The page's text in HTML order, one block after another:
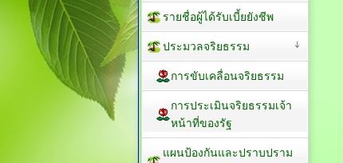
รายชื่อผู้ได้รับเบี้ยยังชีพ
ประมวลจริยธรรม
การขับเคลื่อนจริยธรรม
การประเมินจริยธรรมเจ้า
หน้าที่ของรัฐ
แผนป้องกันและปราบปราม